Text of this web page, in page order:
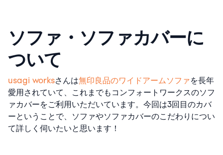
ソファ・ソファカバーに
ついて
usagi worksさんは無印良品のワイドアームソファを長年
愛用されていて、これまでもコンフォートワークスのソフ
ァカバーをご利用いただいています。今回は3回目のカバ
ーということで、ソファやソファカバーのこだわりについ
て詳しく伺いたいと思います！